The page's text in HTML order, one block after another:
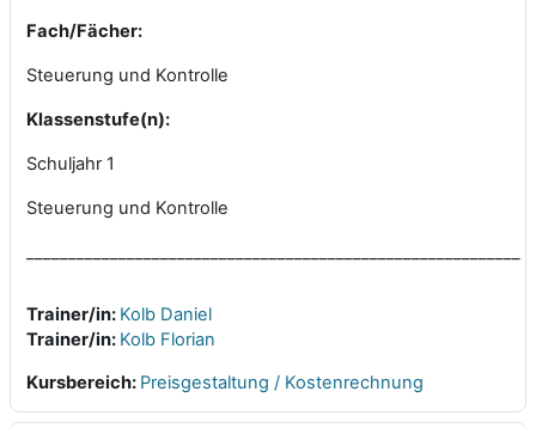
Fach/Fächer:
Steuerung und Kontrolle
Klassenstufe(n):
Schuljahr 1
Steuerung und Kontrolle
Trainer/in: Kolb Daniel
Trainer/in: Kolb Florian
Kursbereich: Preisgestaltung / Kostenrechnung